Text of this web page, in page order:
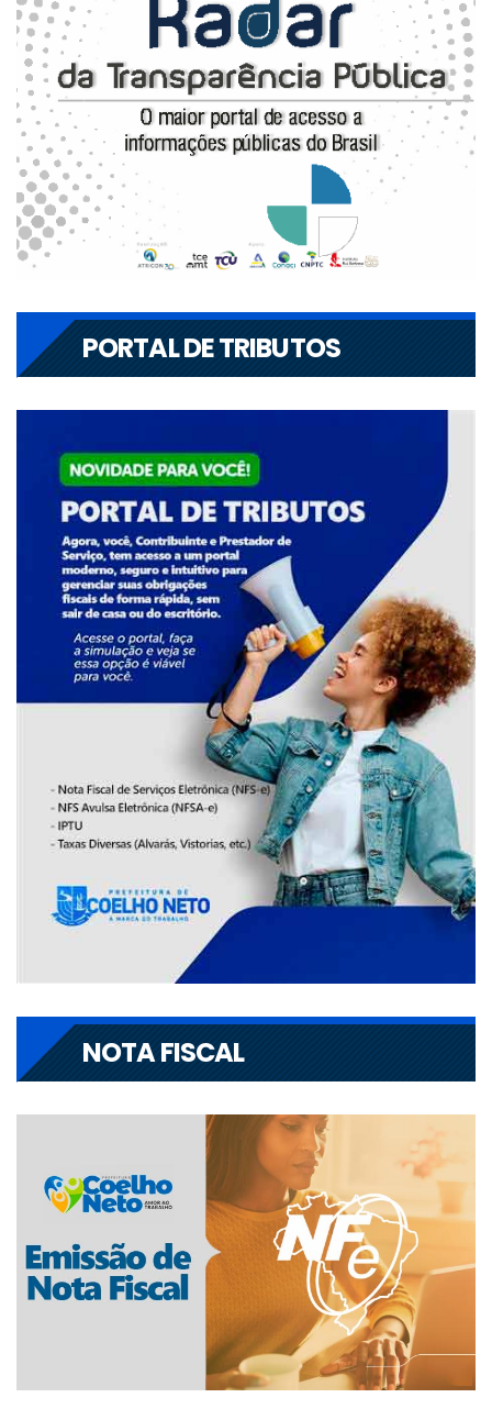
PORTAL DE TRIBUTOS
NOTA FISCAL